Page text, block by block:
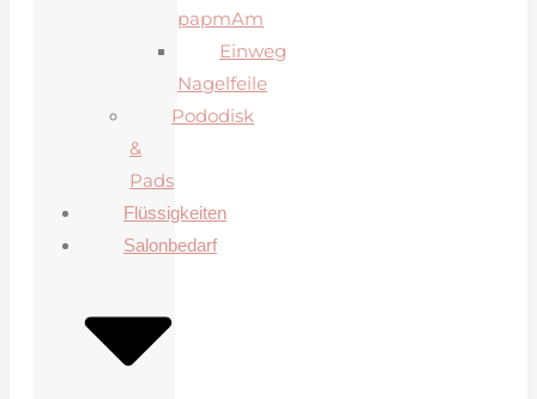
papmAm
Einweg
Nagelfeile
Pododisk
&
Pads
Flüssigkeiten
Salonbedarf